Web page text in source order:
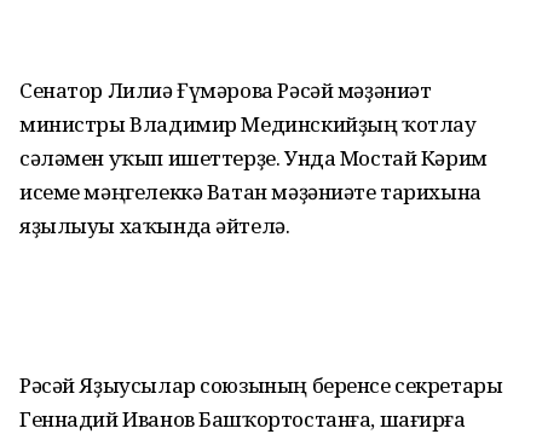
Сенатор Лилиә Ғүмәрова Рәсәй мәҙәниәт
министры Владимир Мединскийҙың ҡотлау
сәләмен уҡып ишеттерҙе. Унда Мостай Кәрим
исеме мәңгелеккә Ватан мәҙәниәте тарихына
яҙылыуы хаҡында әйтелә.
Рәсәй Яҙыусылар союзының беренсе секретары
Геннадий Иванов Башҡортостанға, шағирға